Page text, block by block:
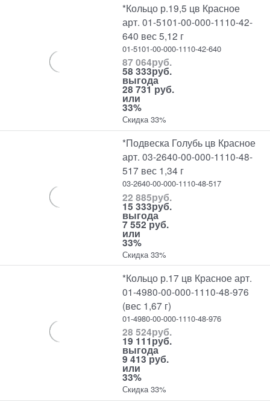
*Кольцо р.19,5 цв Красное
арт. 01-5101-00-000-1110-42-
640 вес 5,12 г
01-5101-00-000-1110-42-640
87 064руб.
58 333руб.
выгода
28 731 руб.
или
33%
Скидка 33%
*Подвеска Голубь цв Красное
арт. 03-2640-00-000-1110-48-
517 вес 1,34 г
03-2640-00-000-1110-48-517
22 885руб.
15 333руб.
выгода
7 552 руб.
или
33%
Скидка 33%
*Кольцо р.17 цв Красное арт.
01-4980-00-000-1110-48-976
(вес 1,67 г)
01-4980-00-000-1110-48-976
28 524руб.
19 111руб.
выгода
9 413 руб.
или
33%
Скидка 33%